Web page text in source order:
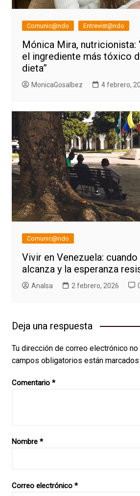
Comunic@ndo Entrevist@ndo
Mónica Mira, nutricionista:
el ingrediente más tóxico
dieta”
MonicaGosalbez 4 febrero,
Comunic@ndo
Vivir en Venezuela:
alcanza y la esperanza
AnaIsa 2 febrero, 2026
Deja una respuesta
Tu dirección de correo electrónico no
campos obligatorios están
Comentario *
Nombre *
Correo electrónico *